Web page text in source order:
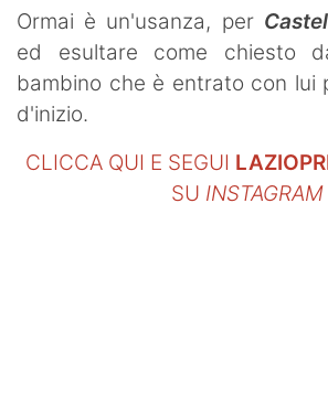
Ormai è un'usanza, per
ed esultare come chiesto
bambino che è entrato con lui
d'inizio.
CLICCA QUI E SEGUI
SU INSTAGRAM